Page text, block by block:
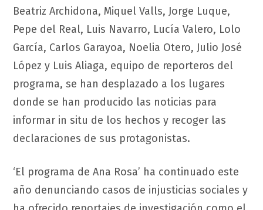
Beatriz Archidona, Miquel Valls, Jorge Luque,
Pepe del Real, Luis Navarro, Lucía Valero, Lolo
García, Carlos Garayoa, Noelia Otero, Julio José
López y Luis Aliaga, equipo de reporteros del
programa, se han desplazado a los lugares
donde se han producido las noticias para
informar in situ de los hechos y recoger las
declaraciones de sus protagonistas.
‘El programa de Ana Rosa’ ha continuado este
año denunciando casos de injusticias sociales y